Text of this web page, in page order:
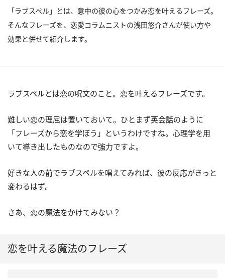
「ラブスペル」とは、意中の彼の心をつかみ恋を叶えるフレーズ。
そんなフレーズを、恋愛コラムニストの浅田悠介さんが使い方や
効果と併せて紹介します。
ラブスペルとは恋の呪文のこと。恋を叶えるフレーズです。
難しい恋の理屈は置いておいて。ひとまず英会話のように
「フレーズから恋を学ぼう」というわけですね。心理学を用
いて導き出したものなので強力ですよ。
好きな人の前でラブスペルを唱えてみれば、彼の反応がきっと
変わるはず。
さあ、恋の魔法をかけてみない？
恋を叶える魔法のフレーズ